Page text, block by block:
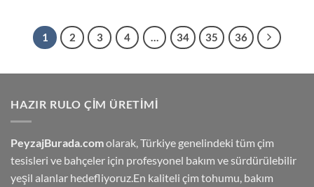
1 2 3 4 34 35 36
HAZIR RULO ÇIM ÜRETIMI
PeyzajBurada.comolarak, Türkiye genelindeki tüm çim
tesisleri ve bahçeler için profesyonel bakım ve sürdürülebilir
yeşil alanlar hedefliyoruz.En kaliteli çim tohumu, bakım